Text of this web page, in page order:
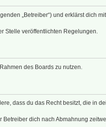
„Betreiber“) und erklärst dich
Stelle veröffentlichten Regelungen.
des Boards zu nutzen.
dass du das Recht besitzt, die in
dich nach Abmahnung